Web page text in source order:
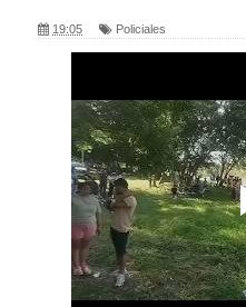
19:05 Policiales